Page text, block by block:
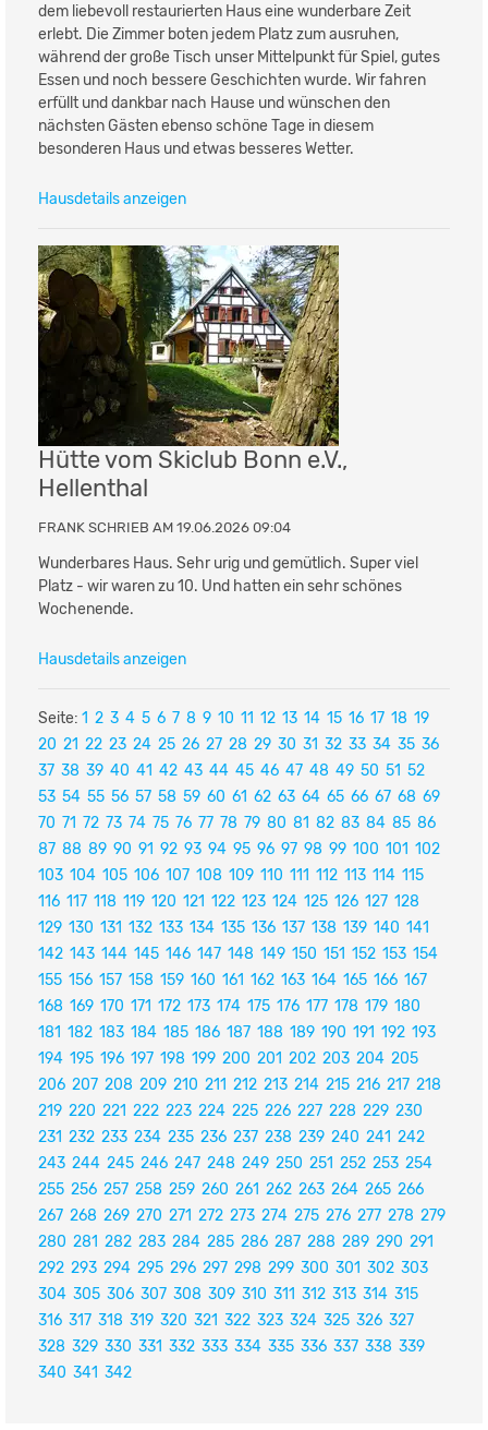
dem liebevoll restaurierten Haus eine wunderbare Zeit
erlebt. Die Zimmer boten jedem Platz zum ausruhen,
während der große Tisch unser Mittelpunkt für Spiel, gutes
Essen und noch bessere Geschichten wurde. Wir fahren
erfüllt und dankbar nach Hause und wünschen den
nächsten Gästen ebenso schöne Tage in diesem
besonderen Haus und etwas besseres Wetter.
Hausdetails anzeigen
Hütte vom Skiclub Bonn e.V.,
Hellenthal
FRANK SCHRIEB AM 19.06.2026 09:04
Wunderbares Haus. Sehr urig und gemütlich. Super viel
Platz - wir waren zu 10. Und hatten ein sehr schönes
Wochenende.
Hausdetails anzeigen
Seite: 1 2 3 4 5 6 7 8 9 10 11 12 13 14 15 16 17 18 19
20 21 22 23 24 25 26 27 28 29 30 31 32 33 34 35 36
37 38 39 40 41 42 43 44 45 46 47 48 49 50 51 52
53 54 55 56 57 58 59 60 61 62 63 64 65 66 67 68 69
70 71 72 73 74 75 76 77 78 79 80 81 82 83 84 85 86
87 88 89 90 91 92 93 94 95 96 97 98 99 100 101 102
103 104 105 106 107 108 109 110 111 112 113 114 115
116 117 118 119 120 121 122 123 124 125 126 127 128
129 130 131 132 133 134 135 136 137 138 139 140 141
142 143 144 145 146 147 148 149 150 151 152 153 154
155 156 157 158 159 160 161 162 163 164 165 166 167
168 169 170 171 172 173 174 175 176 177 178 179 180
181 182 183 184 185 186 187 188 189 190 191 192 193
194 195 196 197 198 199 200 201 202 203 204 205
206 207 208 209 210 211 212 213 214 215 216 217 218
219 220 221 222 223 224 225 226 227 228 229 230
231 232 233 234 235 236 237 238 239 240 241 242
243 244 245 246 247 248 249 250 251 252 253 254
255 256 257 258 259 260 261 262 263 264 265 266
267 268 269 270 271 272 273 274 275 276 277 278 279
280 281 282 283 284 285 286 287 288 289 290 291
292 293 294 295 296 297 298 299 300 301 302 303
304 305 306 307 308 309 310 311 312 313 314 315
316 317 318 319 320 321 322 323 324 325 326 327
328 329 330 331 332 333 334 335 336 337 338 339
340 341 342